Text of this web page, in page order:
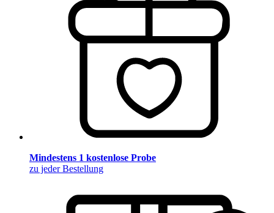
Mindestens 1 kostenlose Probe
zu jeder Bestellung